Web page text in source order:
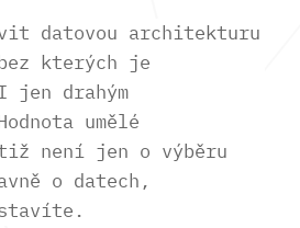
datovou architekturu
kterých je
jen drahým
umělé
není jen o výběru
o datech,